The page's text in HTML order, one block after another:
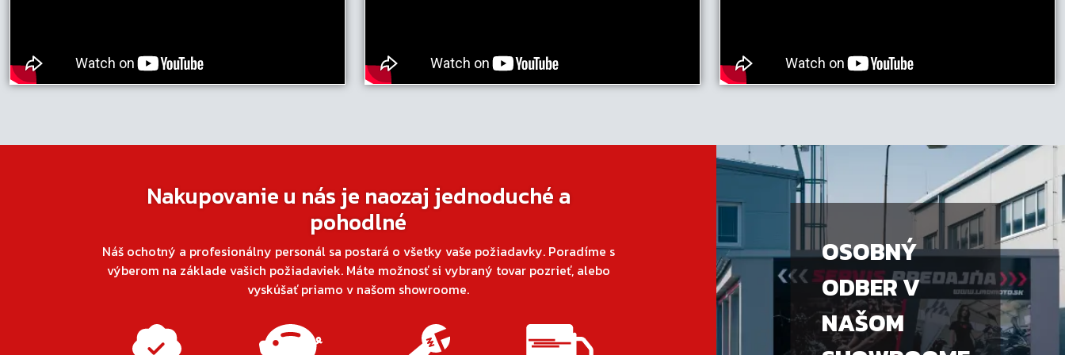
Nakupovanie u nás je naozaj jednoduché a
pohodlné
Náš ochotný a profesionálny personál sa postará o všetky vaše požiadavky. Poradíme s
výberom na základe vašich požiadaviek. Máte možnosť si vybraný tovar pozrieť, alebo
vyskúšať priamo v našom showroome.
OSOBNÝ
ODBER V
NAŠOM